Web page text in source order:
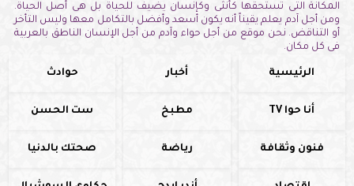
المكانة التى تستحقها كأنثى وكإنسان يضيف للحياة بل هى أصل الحياة.
ومن أجل آدم يعلم يقيناً أنه يكون أسعد وأفضل بالتكامل معها وليس التأخر
أو التناقض. نحن موقع من أجل حواء وآدم من أجل الإنسان الناطق بالعربية
فى كل مكان.
الرئيسية أخبار حوادث
أنا حوا TV مطبخ ست الحسن
فنون وثقافة رياضة صحتك بالدنيا